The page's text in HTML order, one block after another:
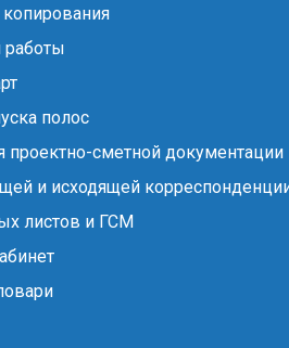
работы
полос
проектно-сметной документации
и исходящей
листов и ГСМ